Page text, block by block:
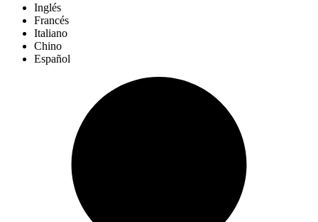
Inglés
Francés
Italiano
Chino
Español